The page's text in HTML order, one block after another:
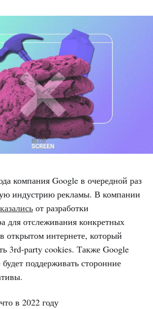
компания Google в очередной раз
индустрию рекламы. В компании
от разработки
для отслеживания конкретных
открытом интернете, который
3rd-party cookies. Также Google
будет поддерживать сторонние
в 2022 году